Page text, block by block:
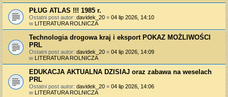
PŁUG ATLAS !!! 1985 r.
Ostatni post autor: davidek_20 « 04 lip 2026, 14:10
w LITERATURA ROLNICZA
Technologia drogowa kraj i eksport POKAZ MOŻLIWOŚCI
PRL
Ostatni post autor: davidek_20 « 04 lip 2026, 14:09
w LITERATURA ROLNICZA
EDUKACJA AKTUALNA DZISIAJ oraz zabawa na weselach
PRL
Ostatni post autor: davidek_20 « 04 lip 2026, 14:06
w LITERATURA ROLNICZA